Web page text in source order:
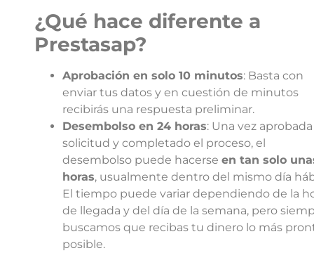
¿Qué hace diferente a
Prestasap?
Aprobación en solo 10 minutos: Basta con
enviar tus datos y en cuestión de minutos
recibirás una respuesta preliminar.
Desembolso en 24 horas: Una vez
solicitud y completado el proceso, el
desembolso puede hacerse en tan solo
horas, usualmente dentro del mismo día
El tiempo puede variar dependiendo de la
de llegada y del día de la semana, pero
buscamos que recibas tu dinero lo más
posible.